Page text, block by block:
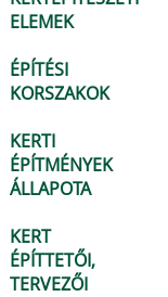
ELEMEK
ÉPÍTÉSI
KORSZAKOK
KERTI
ÉPÍTMÉNYEK
ÁLLAPOTA
KERT
ÉPÍTTETŐI,
TERVEZŐI